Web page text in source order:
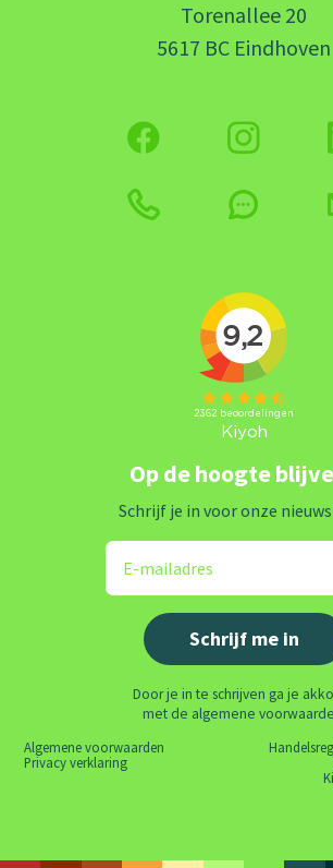
Torenallee 20
5617 BC Eindhoven
Op de hoogte
Schrijf je in voor onze
Door je in te schrijven ga je
met de algemene
Algemene voorwaarden
Privacy verklaring